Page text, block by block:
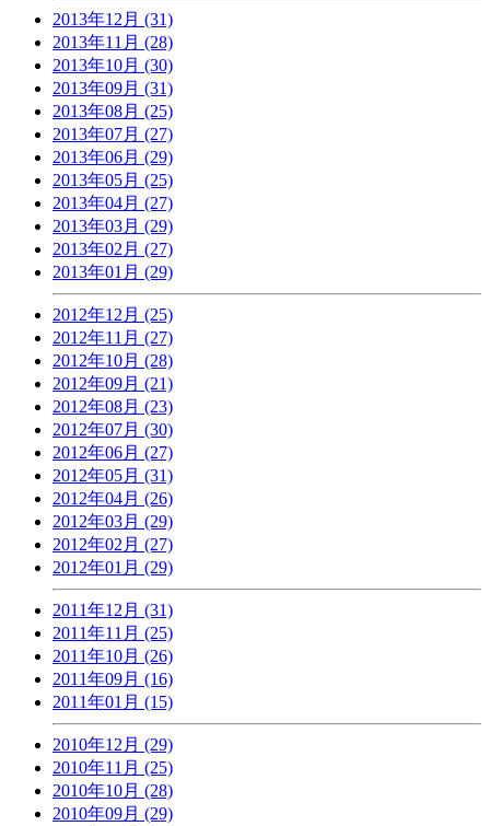
2013年12月 (31)
2013年11月 (28)
2013年10月 (30)
2013年09月 (31)
2013年08月 (25)
2013年07月 (27)
2013年06月 (29)
2013年05月 (25)
2013年04月 (27)
2013年03月 (29)
2013年02月 (27)
2013年01月 (29)
2012年12月 (25)
2012年11月 (27)
2012年10月 (28)
2012年09月 (21)
2012年08月 (23)
2012年07月 (30)
2012年06月 (27)
2012年05月 (31)
2012年04月 (26)
2012年03月 (29)
2012年02月 (27)
2012年01月 (29)
2011年12月 (31)
2011年11月 (25)
2011年10月 (26)
2011年09月 (16)
2011年01月 (15)
2010年12月 (29)
2010年11月 (25)
2010年10月 (28)
2010年09月 (29)